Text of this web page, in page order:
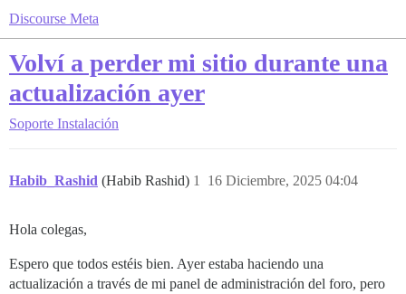
Discourse Meta
Volví a perder mi sitio durante una
actualización ayer
Soporte Instalación
Habib_Rashid (Habib Rashid) 16 Diciembre, 2025 04:04
1
Hola colegas,
Espero que todos estéis bien. Ayer estaba haciendo una
actualización a través de mi panel de administración del foro, pero